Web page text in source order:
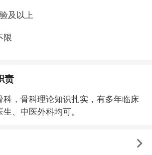
及以上
限
责
科，骨科理论知识扎实，有多年临床
、中医外科均可。